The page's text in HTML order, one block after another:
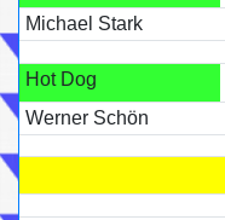
Michael Stark
Hot Dog
Werner Schön